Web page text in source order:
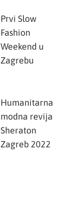
Prvi Slow
Fashion
Weekend u
Zagrebu
Humanitarna
modna revija
Sheraton
Zagreb 2022